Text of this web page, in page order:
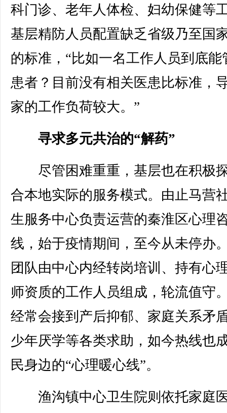
科门诊、老年人体检、妇幼保健等
基层精防人员配置缺乏省级乃至国
的标准，“比如一名工作人员到底能
患者？目前没有相关医患比标准，
家的工作负荷较大。”
寻求多元共治的“解药”
尽管困难重重，基层也在积极
合本地实际的服务模式。由止马营
生服务中心负责运营的秦淮区心理
线，始于疫情期间，至今从未停办
团队由中心内经转岗培训、持有心
师资质的工作人员组成，轮流值守
经常会接到产后抑郁、家庭关系矛
少年厌学等各类求助，如今热线也
民身边的“心理暖心线”。
渔沟镇中心卫生院则依托家庭